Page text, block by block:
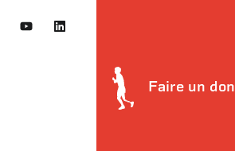
Faire un don
30, heure de la
de la journée.
nous nous étions